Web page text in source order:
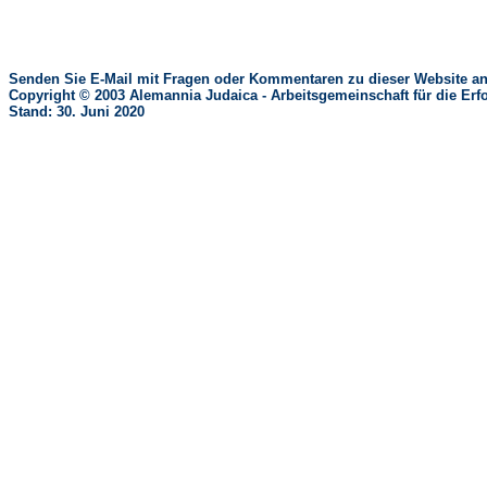
Senden Sie E-Mail mit Fragen oder Kommentaren zu dieser Website
Copyright © 2003 Alemannia Judaica - Arbeitsgemeinschaft für die
Stand: 30. Juni 2020